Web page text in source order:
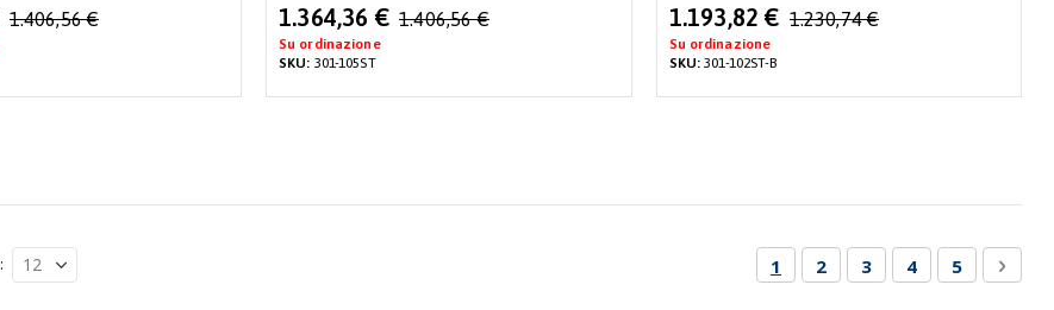
1.406,56 €
Special
Price
1.364,36 € 1.406,56 €
Su ordinazione
SKU: 301-105ST
Special
Price
1.193,82 € 1.230,74 €
Su ordinazione
SKU:301-102ST-B
Pagina
Attualmente stai leggendo la
1 Pagina
2 Pagina
3 Pagina
4 Pagina
5